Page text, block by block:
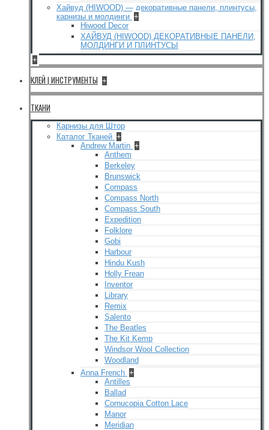
Хайвуд (HIWOOD) — декоративные панели, плинтусы,
карнизы и молдинги +
Hiwood Decor
ХАЙВУД (HIWOOD) ДЕКОРАТИВНЫЕ ПАНЕЛИ,
МОЛДИНГИ И ПЛИНТУСЫ
+
КЛЕЙ | ИНСТРУМЕНТЫ +
ТКАНИ
Карнизы для Штор
Каталог Тканей +
Andrew Martin +
Anthem
Berkeley
Brunswick
Compass
Compass North
Compass South
Expedition
Folklore
Gobi
Harbour
Hindu Kush
Holly Frean
Inventor
Library
Remix
Salento
The Beatles
The Kit Kemp
Windsor Wool Collection
Woodland
Anna French +
Antilles
Ballad
Cornucopia Cotton Lace
Manor
Meridian